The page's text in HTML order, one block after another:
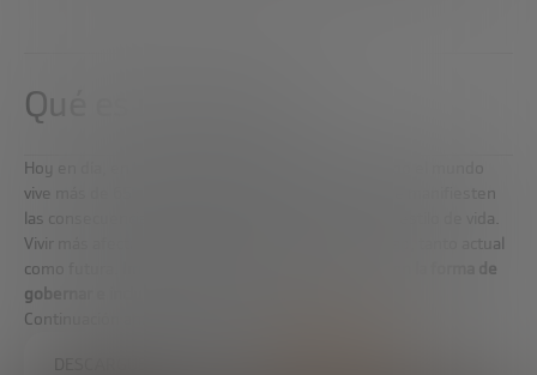
Qué es longevidad
Hoy en día, en las sociedades occidentales, casi todo el mundo
vive más de 65 años; lo suficiente como para que se manifiesten
las consecuencias para la salud de la genética y del estilo de vida.
Vivir más afecta a muchos parámetros de la sociedad, tanto actual
como futura.
Impacta en la salud, en la educación, en la forma de
gobernar e incluso en la ética
Continuación analizamos qué es longevidad.